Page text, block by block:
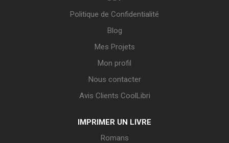
Politique de Confidentialité
Blog
Mes Projets
Mon profil
Nous contacter
Avis Clients CoolLibri
IMPRIMER UN LIVRE
Romans